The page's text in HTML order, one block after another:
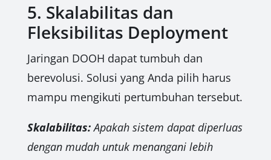
5. Skalabilitas dan
Fleksibilitas Deployment
Jaringan DOOH dapat tumbuh dan
berevolusi. Solusi yang Anda pilih harus
mampu mengikuti pertumbuhan tersebut.
Skalabilitas:Apakah sistem dapat diperluas
dengan mudah untuk menangani lebih